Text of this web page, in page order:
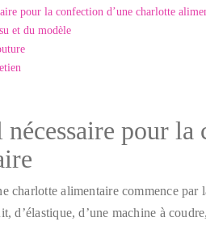
pour la confection d’une charlotte
et du modèle
pour la
charlotte alimentaire commence
d’élastique, d’une machine à